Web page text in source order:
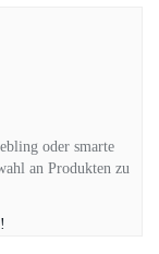
oder smarte
an Produkten zu